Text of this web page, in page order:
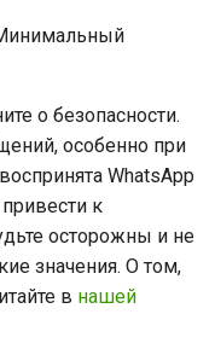
о безопасности.
особенно при
WhatsApp
к
осторожны и не
значения. О том,
в нашей